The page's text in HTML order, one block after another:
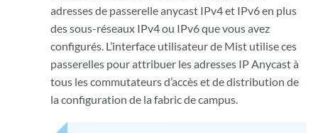
adresses de passerelle anycast IPv4 et IPv6 en plus
des sous-réseaux IPv4 ou IPv6 que vous avez
configurés. L’interface utilisateur de Mist utilise ces
passerelles pour attribuer les adresses IP Anycast à
tous les commutateurs d’accès et de distribution de
la configuration de la fabric de campus.